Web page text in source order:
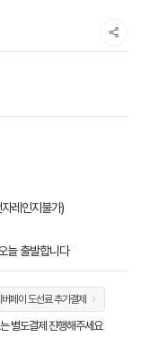
레인지불가)
오늘 출발합니다
페이 도선료 추가결제
별도결제 진행해주세요